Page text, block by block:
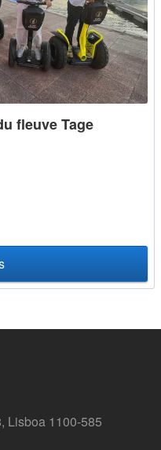
fleuve Tage
Lisboa 1100-585